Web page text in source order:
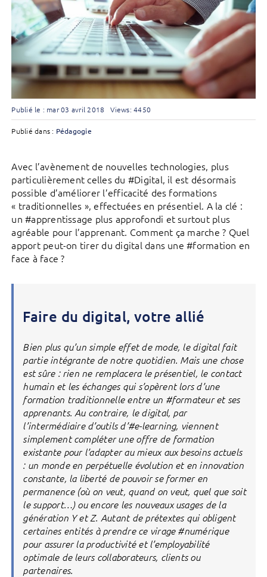
Publié le : mar 03 avril 2018 Views: 4450
Publié dans : Pédagogie
Avec l’avènement de nouvelles technologies, plus
particulièrement celles du #Digital, il est désormais
possible d’améliorer l’efficacité des formations
« traditionnelles », effectuées en présentiel. A la clé :
un #apprentissage plus approfondi et surtout plus
agréable pour l’apprenant. Comment ça marche ? Quel
apport peut-on tirer du digital dans une #formation en
face à face ?
Faire du digital, votre allié
Bien plus qu’un simple effet de mode, le digital fait
partie intégrante de notre quotidien. Mais une chose
est sûre : rien ne remplacera le présentiel, le contact
humain et les échanges qui s’opèrent lors d’une
formation traditionnelle entre un #formateur et ses
apprenants. Au contraire, le digital, par
l’intermédiaire d’outils d’#e-learning, viennent
simplement compléter une offre de formation
existante pour l’adapter au mieux aux besoins actuels
: un monde en perpétuelle évolution et en innovation
constante, la liberté de pouvoir se former en
permanence (où on veut, quand on veut, quel que soit
le support…) ou encore les nouveaux usages de la
génération Y et Z. Autant de prétextes qui obligent
certaines entités à prendre ce virage #numérique
pour assurer la productivité et l’employabilité
optimale de leurs collaborateurs, clients ou
partenaires.